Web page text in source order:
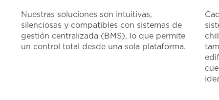
Nuestras soluciones son intuitivas,
silenciosas y compatibles con sistemas de
gestión centralizada (BMS), lo que permite
un control total desde una sola plataforma​.